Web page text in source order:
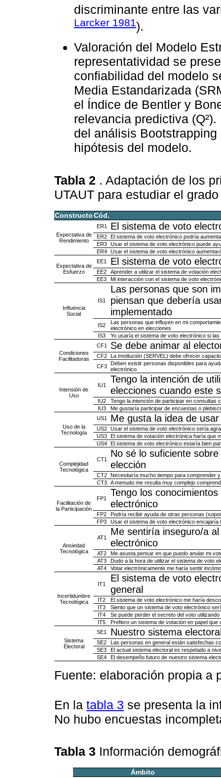
discriminante entre las
Larcker 1981).
Valoración del Modelo
representatividad se
confiabilidad del modelo
Media Estandarizada
el Índice de Bentler y
relevancia predictiva
del análisis
hipótesis del modelo.
Tabla 2 . Adaptación de los
UTAUT para estudiar el
Constructo Cód.
Expectativa de
Rendimiento
ER1 El sistema de voto
ER2
El sistema de voto electrónico podría
ER3
Usar el sistema de voto electrónico puede
ER4
Usar el sistema de voto electrónico
Expectativa de
Esfuerzo
EE1 El sistema de voto
EE2
Aprender a utilizar el sistema de votación
EE3
Mi interacción con el sistema de voto
Influencia
Social
IS1
Las personas que son
piensan que debería
implementado
IS2
Las personas que influyen en mi
electrónico en elecciones
IS3
Yo usaría el sistema de voto electrónico si
Condiciones
Facilitadoras
CF1 Se debe animar al
CF2
La Institución (SERVEL) debe ofrecer
CF3
Deben existir personas disponibles para
electrónico
Intensión de
Uso
IU1
Tengo la intención de
elecciones cuando este
IU2
Tengo la intención de participar en consultas
IU3
Me gustaría participar de encuestas o
Uso de la
Tecnología
US1 Me gusta la idea de
US2
Usar el sistema de voto electrónico sería
US3
El sistema de votación electrónica haría que
US4
El sistema de voto electrónico estaría bien
Complejidad
Tecnológica
CT1
No sé lo suficiente
elección
CT2
Necesitaría mucho tiempo para comprender
CT3
A menudo me resulta muy complejo
Facilitación de
la Participación
FP1
Tengo los
electrónico
FP2
Podría recibir ayuda de otras personas
FP3
Usar el sistema de voto electrónico
Ansiedad
Tecnológica
AT1
Me sentiría inseguro/a
electrónico
AT2
Me asusta pensar en que puedo anular mi
AT3
Dudo a la hora de utilizar el sistema de voto
AT4
Votar electrónicamente me haría sentir
Incertidumbre
Tecnológica
IT1
El sistema de voto
general
IT2
El sistema de voto electrónico me haría
IT3
Siento que un sistema de voto electrónico
IT4
Se puede perder el secreto del voto
IT5
Prefiero un sistema de votación en papel que
Sistema
Electoral
SE1 Nuestro sistema
SE2
Las personas en general están satisfechas
SE3
El actual sistema electoral es respetado a
SE4
El desempeño futuro de nuestro sistema
Fuente: elaboración propia a
En la tabla 3 se presenta la
No hubo encuestas
Tabla 3 Información
Ámbito